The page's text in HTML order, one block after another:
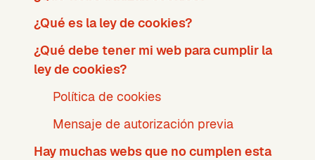
¿Qué es la ley de cookies?
¿Qué debe tener mi web para cumplir la
ley de cookies?
Política de cookies
Mensaje de autorización previa
Hay muchas webs que no cumplen esta